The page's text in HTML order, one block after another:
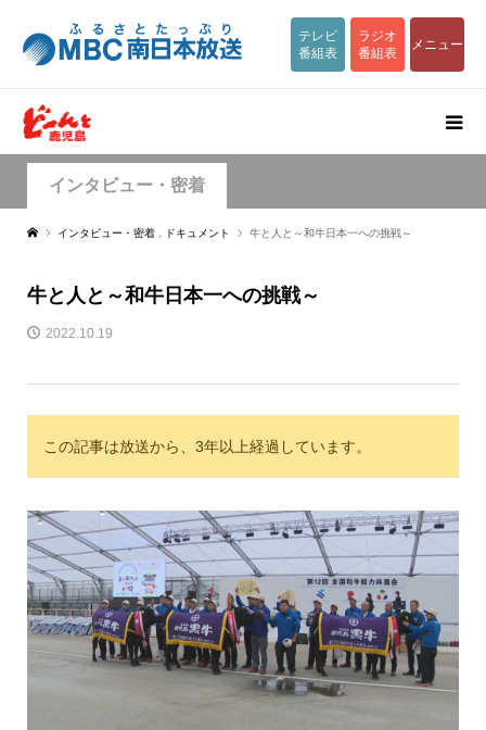
テレビ
番組表
ラジオ
番組表
メニュー
インタビュー・密着
インタビュー・密着 ドキュメント 牛と人と～和牛日本一への挑戦～
牛と人と～和牛日本一への挑戦～
2022.10.19
この記事は放送から、3年以上経過しています。